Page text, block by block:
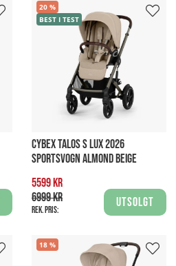
20
BEST I TEST
CYBEX TALOS S LUX 2026
SPORTSVOGN ALMOND BEIGE
5599 kr
6999 kr
Rek. pris:
Utsolgt
18